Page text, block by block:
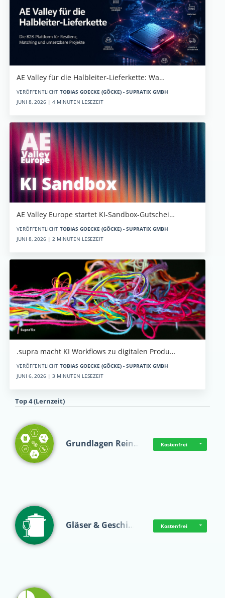
AE Valley für die Halbleiter-Lieferkette: Wa…
VERÖFFENTLICHT TOBIAS GOECKE (GÖCKE) - SUPRATIX GMBH
JUNI 8, 2026 | 4 MINUTEN LESEZEIT
AE Valley Europe startet KI-Sandbox-Gutschei…
VERÖFFENTLICHT TOBIAS GOECKE (GÖCKE) - SUPRATIX GMBH
JUNI 8, 2026 | 2 MINUTEN LESEZEIT
.supra macht KI Workflows zu digitalen Produ…
VERÖFFENTLICHT TOBIAS GOECKE (GÖCKE) - SUPRATIX GMBH
JUNI 6, 2026 | 3 MINUTEN LESEZEIT
Top 4 (Lernzeit)
Grundlagen Rein… Kostenfrei
Gläser & Geschi… Kostenfrei